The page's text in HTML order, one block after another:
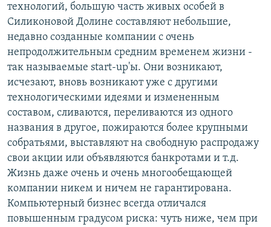
технологий, большую часть живых особей в
Силиконовой Долине составляют небольшие,
недавно созданные компании с очень
непродолжительным средним временем жизни -
так называемые start-up'ы. Они возникают,
исчезают, вновь возникают уже с другими
технологическими идеями и измененным
составом, сливаются, переливаются из одного
названия в другое, пожираются более крупными
собратьями, выставляют на свободную распродажу
свои акции или объявляются банкротами и т.д.
Жизнь даже очень и очень многообещающей
компании никем и ничем не гарантирована.
Компьютерный бизнес всегда отличался
повышенным градусом риска: чуть ниже, чем при